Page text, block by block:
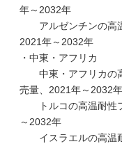
年～2032年
アルゼンチンの高温
2021年～2032年
・中東・アフリカ
中東・アフリカの高
売量、2021年～2032年
トルコの高温耐性フ
～2032年
イスラエルの高温耐